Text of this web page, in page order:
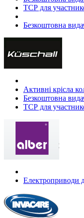
ТСР для
Безкоштовна
Активні крісла
Безкоштовна
ТСР для
Електроприводи